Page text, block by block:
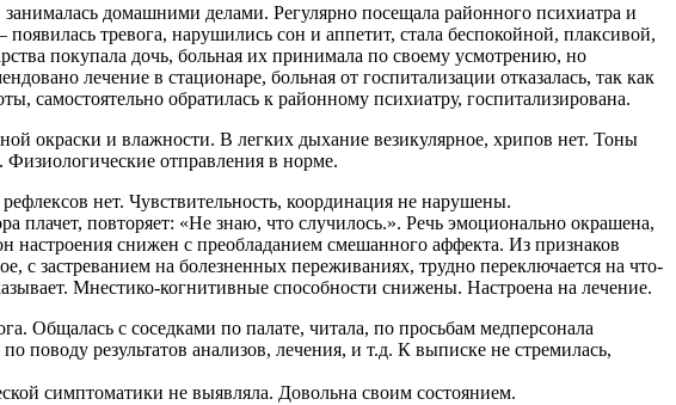
домашними делами. Регулярно посещала районного психиатра и
тревога, нарушились сон и аппетит, стала беспокойной, плаксивой,
покупала дочь, больная их принимала по своему усмотрению, но
лечение в стационаре, больная от госпитализации отказалась, так как
самостоятельно обратилась к районному психиатру, госпитализирована.
окраски и влажности. В легких дыхание везикулярное, хрипов нет. Тоны
отправления в норме.
нет. Чувствительность, координация не нарушены.
плачет, повторяет: «Не знаю, что случилось.». Речь эмоционально окрашена,
настроения снижен с преобладанием смешанного аффекта. Из признаков
с застреванием на болезненных переживаниях, трудно переключается на что-
Мнестико-когнитивные способности снижены. Настроена на лечение.
Общалась с соседками по палате, читала, по просьбам медперсонала
поводу результатов анализов, лечения, и т.д. К выписке не стремилась,
симптоматики не выявляла. Довольна своим состоянием.